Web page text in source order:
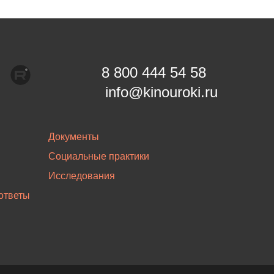
Документы
Социальные практики
Исследования
8 800 444 54 58
info@kinouroki.ru